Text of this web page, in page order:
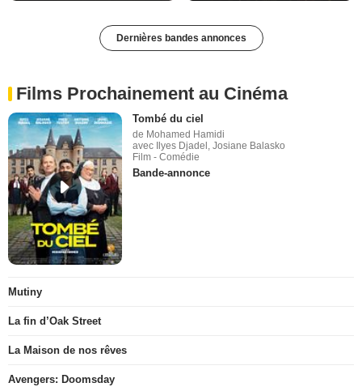
Dernières bandes annonces
Films Prochainement au Cinéma
Tombé du ciel
de Mohamed Hamidi
avec Ilyes Djadel, Josiane Balasko
Film - Comédie
Bande-annonce
Mutiny
La fin d’Oak Street
La Maison de nos rêves
Avengers: Doomsday